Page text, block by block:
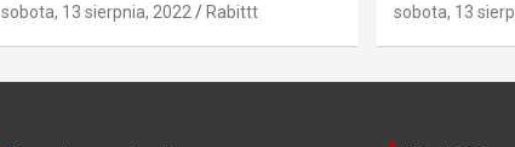
sobota, 13 sierpnia, 2022 Rabittt sobota, 13